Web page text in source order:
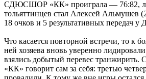
СДЮСШОР «КК» проиграла — 76:82,
тольяттинцев стал Алексей Альмушев
18 очков и 5 результативных передач у
Что касается повторной встречи, то к
ней хозяева вновь уверенно
взялись добытый перевес транжирить.
«КК» говорит сам за себя: третью